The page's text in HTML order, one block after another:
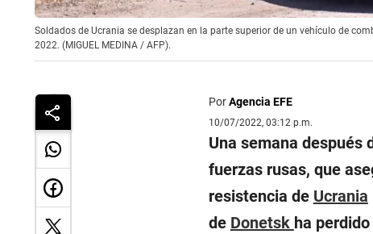
Soldados de Ucrania se desplazan en la parte superior de un vehículo de
2022. (MIGUEL MEDINA / AFP).
PorAgencia EFE
10/07/2022, 03:12 p.m.
Una semana después
fuerzas rusas, que
resistencia de Ucrania
de Donetsk ha